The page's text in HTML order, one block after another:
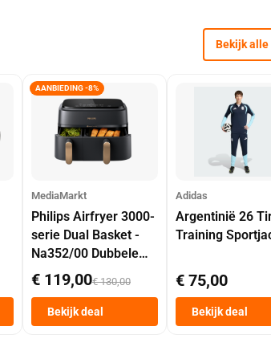
Bekijk alle
AANBIEDING -8%
MediaMarkt
Philips Airfryer 3000-
serie Dual Basket -
Na352/00 Dubbele
Mand 9 L Tot 6
Personen
Heteluchtfriteuse
Zwart
€ 119,00€ 130,00
Bekijk deal
Adidas
Argentinië 26
Training
€ 75,00
Bekijk deal